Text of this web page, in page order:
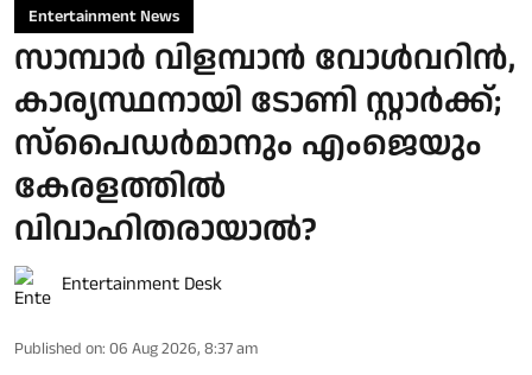
Entertainment News
സാമ്പാർ വിളമ്പാൻ വോൾവറിൻ,
കാര്യസ്ഥനായി ടോണി സ്റ്റാർക്ക്;
സ്പൈഡർമാനും എംജെയും
കേരളത്തിൽ
വിവാഹിതരായാൽ?
Entertainment Desk
Published on: 06 Aug 2026, 8:37 am